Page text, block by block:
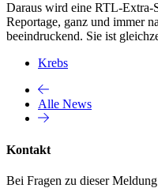
Daraus wird eine RTL-Extra-
Reportage, ganz und immer
beeindruckend. Sie ist
Krebs
Alle News
Kontakt
Bei Fragen zu dieser